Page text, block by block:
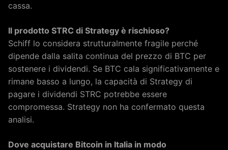
cassa.
Il prodotto STRC di Strategy è rischioso?
Schiff lo considera strutturalmente fragile perché
dipende dalla salita continua del prezzo di BTC per
sostenere i dividendi. Se BTC cala significativamente e
rimane basso a lungo, la capacità di Strategy di
pagare i dividendi STRC potrebbe essere
compromessa. Strategy non ha confermato questa
analisi.
Dove acquistare Bitcoin in Italia in modo